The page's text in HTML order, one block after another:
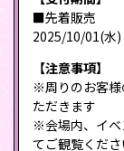
■先着販売
2025/10/01(水
【注意事項】
※周りのお客様
ただきます
※会場内、イベ
てご観覧くださ